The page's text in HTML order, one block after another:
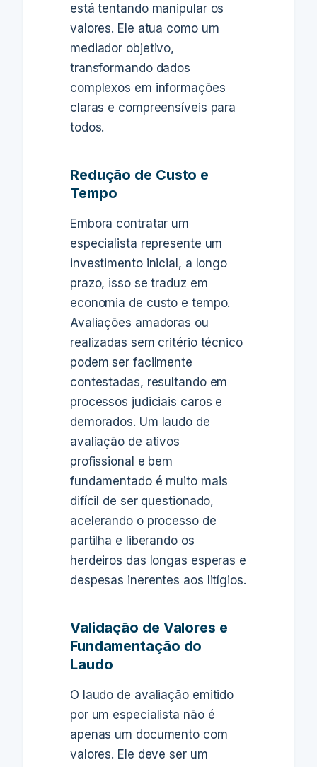
está tentando manipular os
valores. Ele atua como um
mediador objetivo,
transformando dados
complexos em informações
claras e compreensíveis para
todos.
Redução de Custo e
Tempo
Embora contratar um
especialista represente um
investimento inicial, a longo
prazo, isso se traduz em
economia de custo e tempo.
Avaliações amadoras ou
realizadas sem critério técnico
podem ser facilmente
contestadas, resultando em
processos judiciais caros e
demorados. Um laudo de
avaliação de ativos
profissional e bem
fundamentado é muito mais
difícil de ser questionado,
acelerando o processo de
partilha e liberando os
herdeiros das longas esperas e
despesas inerentes aos litígios.
Validação de Valores e
Fundamentação do
Laudo
O laudo de avaliação emitido
por um especialista não é
apenas um documento com
valores. Ele deve ser um